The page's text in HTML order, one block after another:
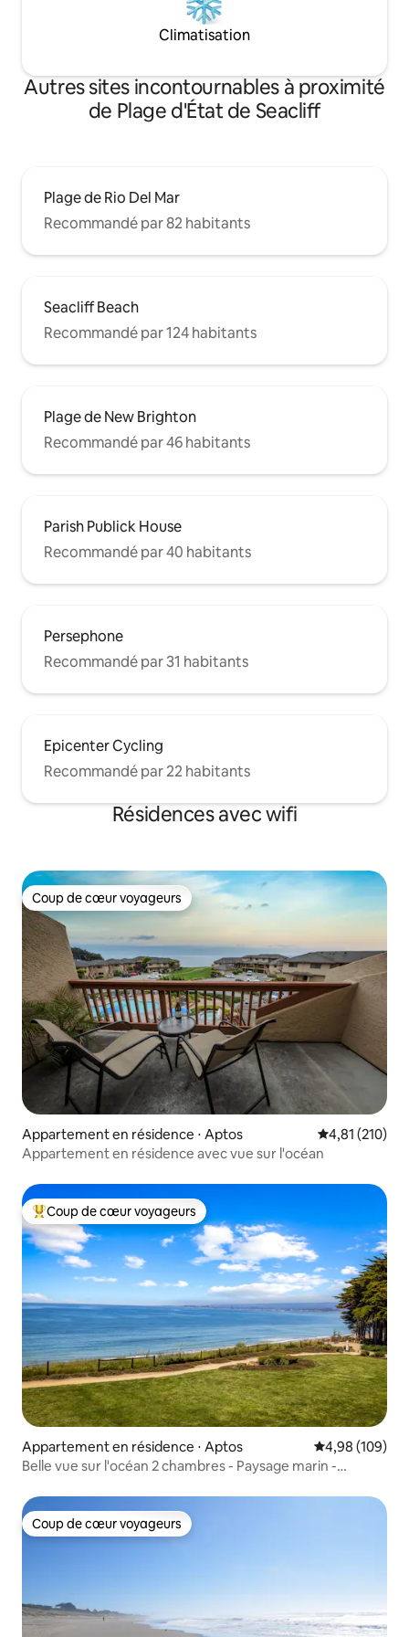
Climatisation
Autres sites incontournables à proximité
de Plage d'État de Seacliff
Plage de Rio Del Mar
Recommandé par 82 habitants
Seacliff Beach
Recommandé par 124 habitants
Plage de New Brighton
Recommandé par 46 habitants
Parish Publick House
Recommandé par 40 habitants
Persephone
Recommandé par 31 habitants
Epicenter Cycling
Recommandé par 22 habitants
Résidences avec wifi
Coup de cœur voyageurs
Coup de cœur voyageurs
Appartement en résidence ⋅ Aptos Évaluation
4,81 (210)
Appartement en résidence avec vue sur l'océan
Coups de cœur voyageurs les plus appréciés
Coup de cœur voyageurs
Appartement en résidence ⋅ Aptos Évaluation
4,98 (109)
Belle vue sur l'océan 2 chambres - Paysage marin -
Coup de cœur voyageurs
Coup de cœur voyageurs